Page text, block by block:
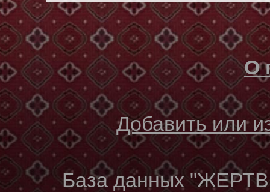
О
Добавить или
База данных